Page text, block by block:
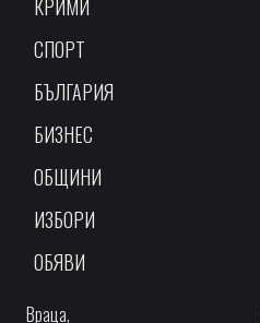
КРИМИ
СПОРТ
БЪЛГАРИЯ
БИЗНЕС
ОБЩИНИ
ИЗБОРИ
ОБЯВИ
Враца,